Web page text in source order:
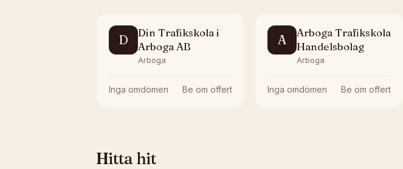
D
Din Trafikskola i
Arboga AB
Arboga
Inga omdömen Be om offert
A
Arboga Trafikskola
Handelsbolag
Arboga
Inga omdömen Be om offert
Hitta hit